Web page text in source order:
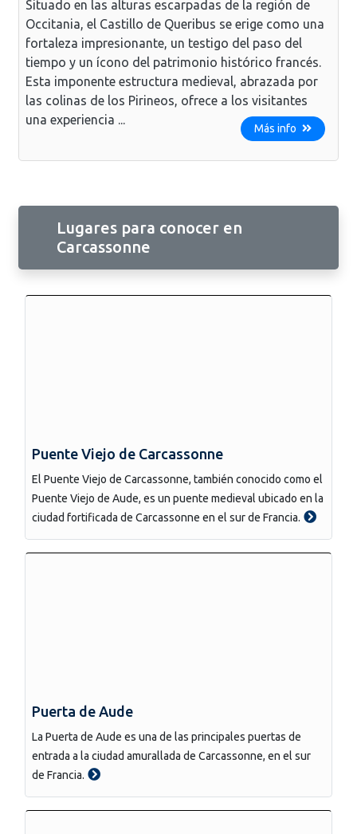
Situado en las alturas escarpadas de la región de
Occitania, el Castillo de Queribus se erige como una
fortaleza impresionante, un testigo del paso del
tiempo y un ícono del patrimonio histórico francés.
Esta imponente estructura medieval, abrazada por
las colinas de los Pirineos, ofrece a los visitantes
una experiencia ...
Más info
Lugares para conocer en
Carcassonne
Puente Viejo de Carcassonne
El Puente Viejo de Carcassonne, también conocido como el
Puente Viejo de Aude, es un puente medieval ubicado en la
ciudad fortificada de Carcassonne en el sur de Francia.
Puerta de Aude
La Puerta de Aude es una de las principales puertas de
entrada a la ciudad amurallada de Carcassonne, en el sur
de Francia.